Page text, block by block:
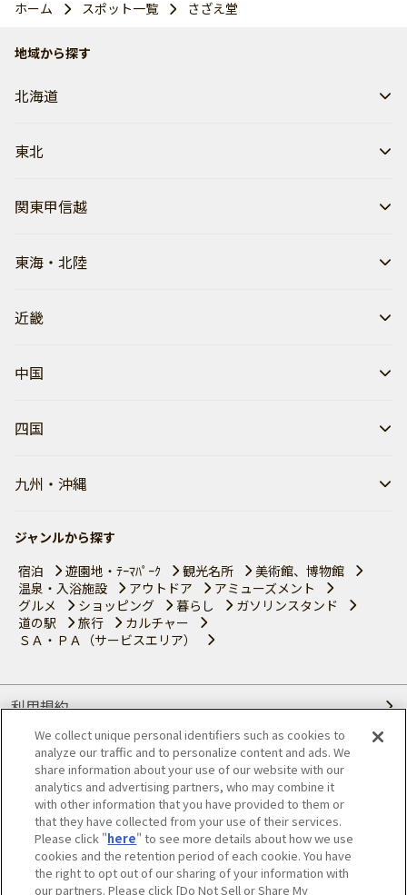
ホーム スポット一覧 さざえ堂
地域から探す
北海道
東北
関東甲信越
東海・北陸
近畿
中国
四国
九州・沖縄
ジャンルから探す
宿泊
遊園地・ﾃｰﾏﾊﾟｰｸ 観光名所
美術館、博物館
温泉・入浴施設
アウトドア
アミューズメント
グルメ
ショッピング 暮らし
ガソリンスタンド
道の駅
旅行
カルチャー
ＳＡ・ＰＡ（サービスエリア）
利用規約
個人情報の取り扱いについて
会員優待サービスの提携をご検討の方へ
JAFホームページ
© JAPAN AUTOMOBILE FEDERATION. All rights reserved.
We collect unique personal identifiers such as cookies to
analyze our traffic and to personalize content and ads. We
share information about your use of our website with our
analytics and advertising partners, who may combine it
with other information that you have provided to them or
that they have collected from your use of their services.
Please click "here" to see more details about how we use
cookies and the retention period of each cookie. You have
the right to opt out of our sharing of your information with
our partners. Please click [Do Not Sell or Share My